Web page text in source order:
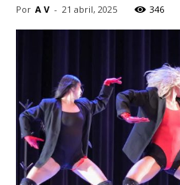
Por A V - 21 abril, 2025 346